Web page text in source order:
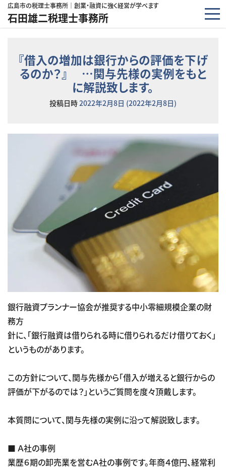
コンテンツへスキップ
広島市の税理士事務所｜創業・融資に強く経営が学べます
石田雄二税理士事務所
『借入の増加は銀行からの評価を下げ
るのか？』 …関与先様の実例をもと
に解説致します。
投稿日時2022年2月8日 (2022年2月8日)
銀行融資プランナー協会が推奨する中小零細規模企業の財
務方
針に、「銀行融資は借りられる時に借りられるだけ借りておく」
というものがあります。
この方針について、関与先様から「借入が増えると銀行からの
評価が下がるのでは？」というご質問を度々頂戴します。
本質問について、関与先様の実例に沿って解説致します。
■ Ａ社の事例
業歴６期の卸売業を営むＡ社の事例です。年商４億円、経常利